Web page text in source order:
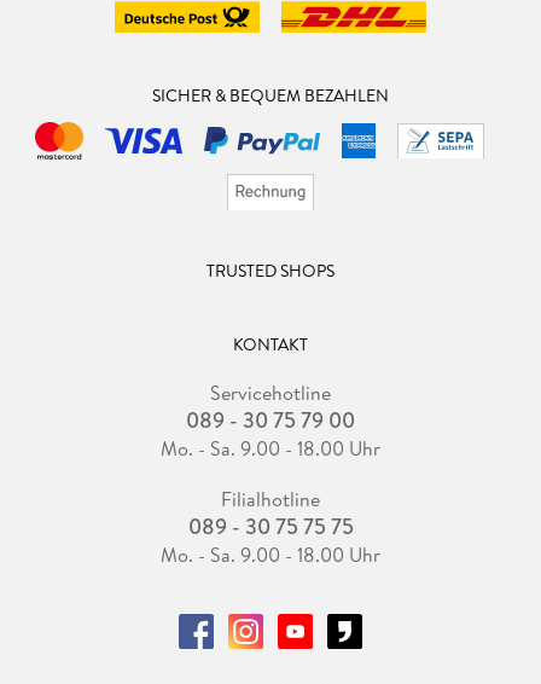
SICHER & BEQUEM BEZAHLEN
TRUSTED SHOPS
KONTAKT
Servicehotline
089 - 30 75 79 00
Mo. - Sa. 9.00 - 18.00 Uhr
Filialhotline
089 - 30 75 75 75
Mo. - Sa. 9.00 - 18.00 Uhr